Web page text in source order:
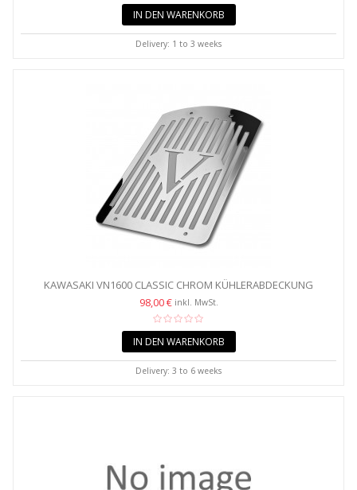
IN DEN WARENKORB
Delivery: 1 to 3 weeks
KAWASAKI VN1600 CLASSIC CHROM KÜHLERABDECKUNG
GRILLSCHUTZ
98,00 € inkl. MwSt.
IN DEN WARENKORB
Delivery: 3 to 6 weeks